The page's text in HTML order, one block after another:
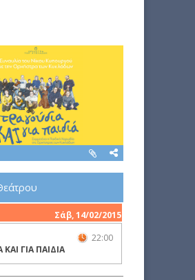
Σάβ, 14/02/2015
22:00
ΓΙΑ ΠΑΙΔΙΑ